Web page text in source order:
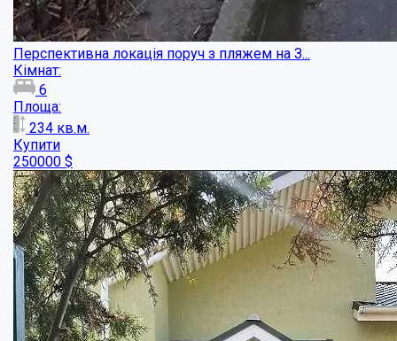
Будинок для великої родини...
Кімнат:
5
Площа:
191 кв.м.
Купити
220000 $